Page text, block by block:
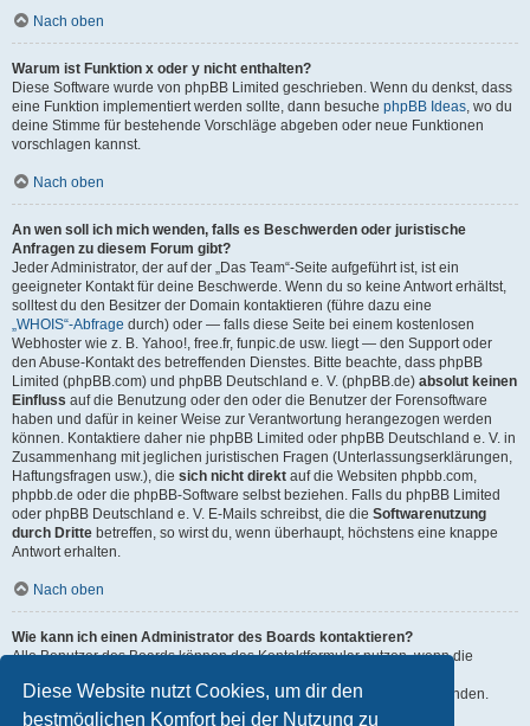
Diese Website nutzt Cookies, um dir den
bestmöglichen Komfort bei der Nutzung zu
Nach oben
Warum ist Funktion x oder y nicht enthalten?
Diese Software wurde von phpBB Limited geschrieben. Wenn du denkst, dass
eine Funktion implementiert werden sollte, dann besuche phpBB Ideas, wo du
deine Stimme für bestehende Vorschläge abgeben oder neue Funktionen
vorschlagen kannst.
Nach oben
An wen soll ich mich wenden, falls es Beschwerden oder juristische
Anfragen zu diesem Forum gibt?
Jeder Administrator, der auf der „Das Team“-Seite aufgeführt ist, ist ein
geeigneter Kontakt für deine Beschwerde. Wenn du so keine Antwort erhältst,
solltest du den Besitzer der Domain kontaktieren (führe dazu eine
„WHOIS“-Abfrage durch) oder — falls diese Seite bei einem kostenlosen
Webhoster wie z. B. Yahoo!, free.fr, funpic.de usw. liegt — den Support oder
den Abuse-Kontakt des betreffenden Dienstes. Bitte beachte, dass phpBB
Limited (phpBB.com) und phpBB Deutschland e. V. (phpBB.de) absolut keinen
Einfluss auf die Benutzung oder den oder die Benutzer der Forensoftware
haben und dafür in keiner Weise zur Verantwortung herangezogen werden
können. Kontaktiere daher nie phpBB Limited oder phpBB Deutschland e. V. in
Zusammenhang mit jeglichen juristischen Fragen (Unterlassungserklärungen,
Haftungsfragen usw.), die sich nicht direkt auf die Websiten phpbb.com,
phpbb.de oder die phpBB-Software selbst beziehen. Falls du phpBB Limited
oder phpBB Deutschland e. V. E-Mails schreibst, die die Softwarenutzung
durch Dritte betreffen, so wirst du, wenn überhaupt, höchstens eine knappe
Antwort erhalten.
Nach oben
Wie kann ich einen Administrator des Boards kontaktieren?
Alle Benutzer des Boards können das Kontaktformular nutzen, wenn die
Mitglieder des Boards können zusätzlich den Link „Das Team“ verwenden.